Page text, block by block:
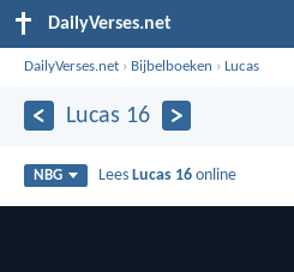
DailyVerses.net
DailyVerses.net › Bijbelboeken ›Lucas
Lucas 16
NBG Lees Lucas 16 online